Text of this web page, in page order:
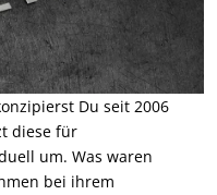
Du seit 2006
diese für
um. Was waren
bei ihrem